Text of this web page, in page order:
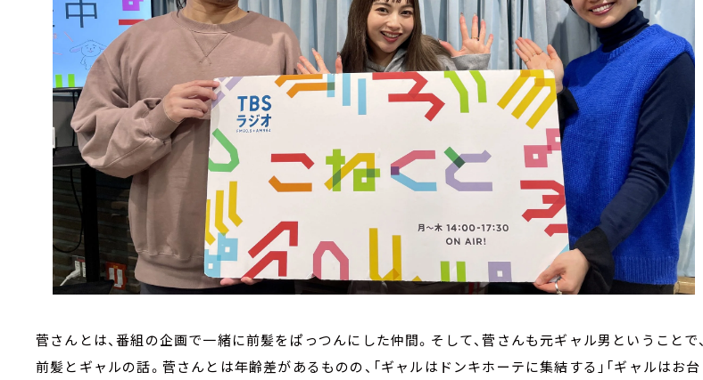
菅さんとは、番組の企画で一緒に前髪をぱっつんにした仲間。そして、菅さんも元ギャル男ということで、
前髪とギャルの話。菅さんとは年齢差があるものの、「ギャルはドンキホーテに集結する」「ギャルはお台